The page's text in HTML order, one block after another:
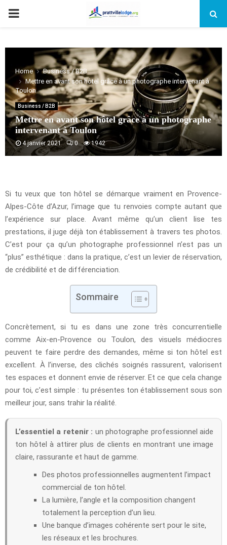
PRIMARY
Home
Business / B2B
Mettre en avant son hôtel grâce à un photographe intervenant à
Toulon
Business / B2B
Mettre en avant son hôtel grâce à un photographe
intervenant à Toulon
4 janvier 2021 0 1942
Si tu veux que ton hôtel se démarque vraiment en Provence-
Alpes-Côte d’Azur, l’image que tu renvoies compte autant que
l’expérience sur place. Avant même qu’un client lise tes
prestations, il juge déjà ton établissement à travers tes photos.
C’est pour ça qu’un photographe professionnel n’est pas un
“plus” esthétique : dans la pratique, c’est un levier de réservation,
de crédibilité et de différenciation.
Sommaire
Concrètement, si tu es dans une zone très concurrentielle
comme Aix-en-Provence ou Toulon, des visuels médiocres
peuvent te faire perdre des demandes, même si ton hôtel est
excellent. À l’inverse, des clichés soignés rassurent, valorisent
tes espaces et donnent envie de réserver. Et ce que cela change
pour toi, c’est simple : tu présentes ton établissement sous son
meilleur jour, sans trahir la réalité.
L’essentiel a retenir : un photographe professionnel aide
ton hôtel à attirer plus de clients en montrant une image
claire, rassurante et haut de gamme.
Des photos professionnelles augmentent l’impact
commercial de ton hôtel.
La lumière, l’angle et la composition changent
totalement la perception d’un lieu.
Une banque d’images cohérente sert pour le site,
les réseaux et les brochures.